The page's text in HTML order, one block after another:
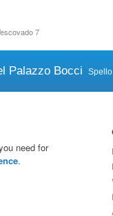
7
Palazzo Bocci Spello
need for
.